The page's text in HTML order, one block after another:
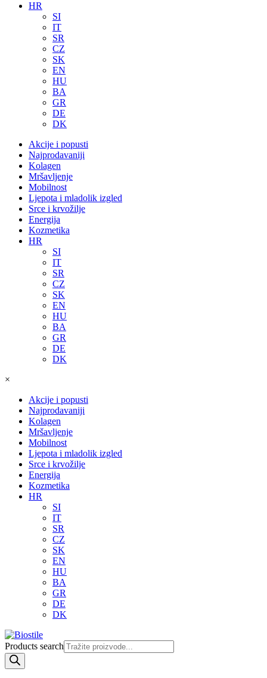
HR
SI
IT
SR
CZ
SK
EN
HU
BA
GR
DE
DK
Akcije i popusti
Najprodavaniji
Kolagen
Mršavljenje
Mobilnost
Ljepota i mladolik izgled
Srce i krvožilje
Energija
Kozmetika
HR
SI
IT
SR
CZ
SK
EN
HU
BA
GR
DE
DK
×
Akcije i popusti
Najprodavaniji
Kolagen
Mršavljenje
Mobilnost
Ljepota i mladolik izgled
Srce i krvožilje
Energija
Kozmetika
HR
SI
IT
SR
CZ
SK
EN
HU
BA
GR
DE
DK
Products search